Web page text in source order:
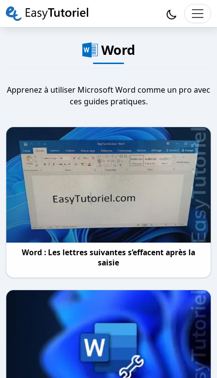
Word
Apprenez à utiliser Microsoft Word comme un pro avec
ces guides pratiques.
Word : Les lettres suivantes s’effacent après la
saisie